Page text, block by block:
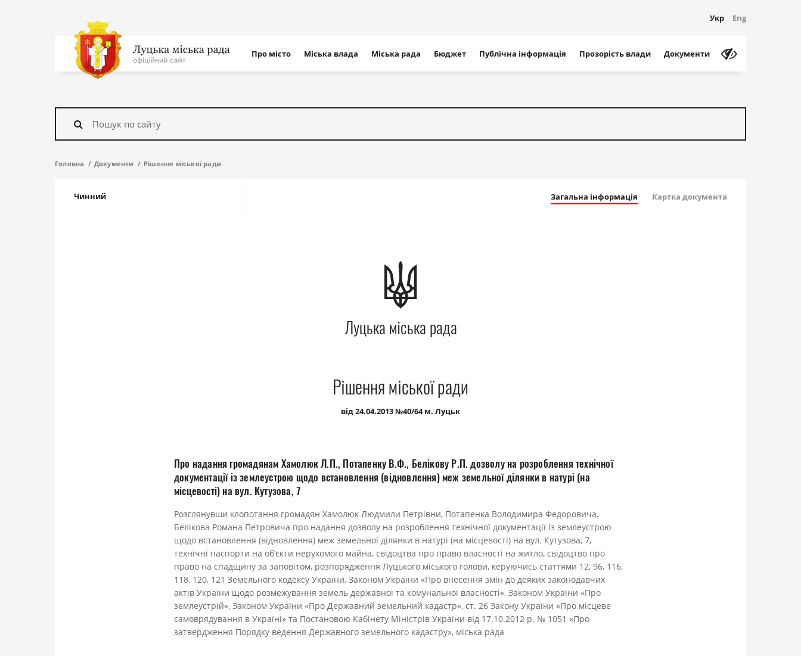
Укр Eng
На
головну
сайту
Про місто Міська влада Міська рада Бюджет Публічна інформація Прозорість влади Документи
Знайти
Головна Документи Рішення міської ради
Чинний Загальна інформація Картка документа
Луцька міська рада
Рішення міської ради
від 24.04.2013 №40/64 м. Луцьк
Про надання громадянам Хамолюк Л.П., Потапенку В.Ф., Белікову Р.П. дозволу на розроблення технічної
документації із землеустрою щодо встановлення (відновлення) меж земельної ділянки в натурі (на
місцевості) на вул. Кутузова, 7
Розглянувши клопотання громадян Хамолюк Людмили Петрівни, Потапенка Володимира Федоровича,
Белікова Романа Петровича про надання дозволу на розроблення технічної документації із землеустрою
щодо встановлення (відновлення) меж земельної ділянки в натурі (на місцевості) на вул. Кутузова, 7,
технічні паспорти на об’єкти нерухомого майна, свідоцтва про право власності на житло, свідоцтво про
право на спадщину за заповітом, розпорядження Луцького міського голови, керуючись статтями 12, 96, 116,
118, 120, 121 Земельного кодексу України, Законом України «Про внесення змін до деяких законодавчих
актів України щодо розмежування земель державної та комунальної власності», Законом України «Про
землеустрій», Законом України «Про Державний земельний кадастр», ст. 26 Закону України «Про місцеве
самоврядування в Україні» та Постановою Кабінету Міністрів України від 17.10.2012 р. № 1051 «Про
затвердження Порядку ведення Державного земельного кадастру», міська рада